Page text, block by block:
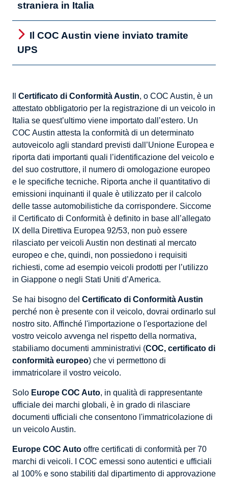
straniera in Italia
Il COC Austin viene inviato tramite
UPS
Certificato di Conformità Austin, o COC Austin, è un
attestato obbligatorio per la registrazione di un veicolo in
Italia se quest’ultimo viene importato dall’estero. Un
COC Austin attesta la conformità di un determinato
autoveicolo agli standard previsti dall’Unione Europea e
riporta dati importanti quali l’identificazione del veicolo e
del suo costruttore, il numero di omologazione europeo
e le specifiche tecniche. Riporta anche il quantitativo di
emissioni inquinanti il quale è utilizzato per il calcolo
delle tasse automobilistiche da corrispondere. Siccome
il Certificato di Conformità è definito in base all’allegato
IX della Direttiva Europea 92/53, non può essere
rilasciato per veicoli Austin non destinati al mercato
europeo e che, quindi, non possiedono i requisiti
richiesti, come ad esempio veicoli prodotti per l’utilizzo
in Giappone o negli Stati Uniti d’America.
Se hai bisogno del Certificato di Conformità Austin
perché non è presente con il veicolo, dovrai ordinarlo sul
nostro sito. Affinché l'importazione o l'esportazione del
vostro veicolo avvenga nel rispetto della normativa,
stabiliamo documenti amministrativi (COC, certificato di
conformità europeo) che vi permettono di
immatricolare il vostro veicolo.
Solo Europe COC Auto, in qualità di rappresentante
ufficiale dei marchi globali, è in grado di rilasciare
documenti ufficiali che consentono l'immatricolazione di
un veicolo Austin.
Europe COC Autooffre certificati di conformità per 70
marchi di veicoli. I COC emessi sono autentici e ufficiali
al 100% e sono stabiliti dal dipartimento di approvazione